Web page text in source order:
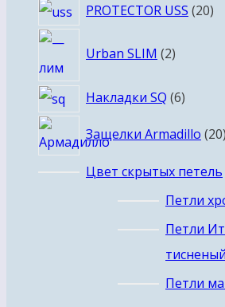
PROTECTOR USS 2020
Urban SLIM 2
товара
Накладки SQ 66
Защелки Armadillo 20
Цвет скрытых петель
Петли
Петли
тисненый
Петли